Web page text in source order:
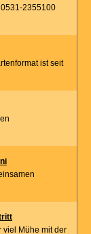
2355100
ist seit
viel Mühe mit der